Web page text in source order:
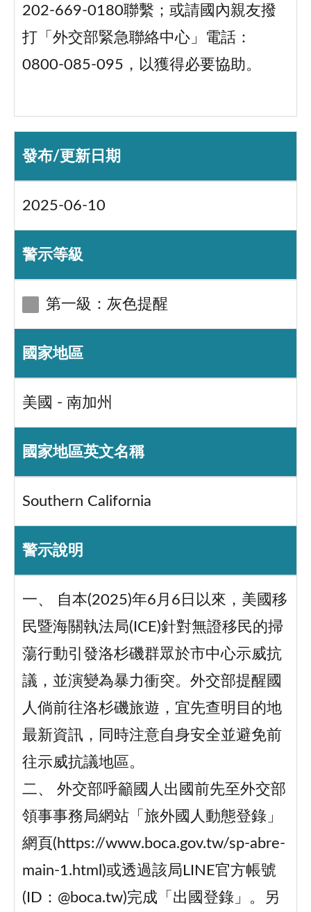
202-669-0180聯繫；或請國內親友撥
打「外交部緊急聯絡中心」電話：
0800-085-095，以獲得必要協助。
發布/更新日期
2025-06-10
警示等級
第一級：灰色提醒
國家地區
美國 - 南加州
國家地區英文名稱
Southern California
警示說明
一、
自本(2025)年6月6日以來，美國移
民暨海關執法局(ICE)針對無證移民的掃
蕩行動引發洛杉磯群眾於市中心示威抗
議，並演變為暴力衝突。外交部提醒國
人倘前往洛杉磯旅遊，宜先查明目的地
最新資訊，同時注意自身安全並避免前
往示威抗議地區。
二、
外交部呼籲國人出國前先至外交部
領事事務局網站「旅外國人動態登錄」
網頁(https://www.boca.gov.tw/sp-abre-
main-1.html)或透過該局LINE官方帳號
(ID：@boca.tw)完成「出國登錄」。另